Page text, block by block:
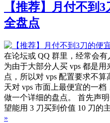
【推荐】月付不到
全盘点
在论坛或 QQ 群里，经常会
为由于大部分人买 vps 都是
点，所以对 vps 配置要求不
天对 vps 市面上最便宜的一档
做一个详细的盘点。 首先声
望能用 3 刀买到价值 10 刀
»